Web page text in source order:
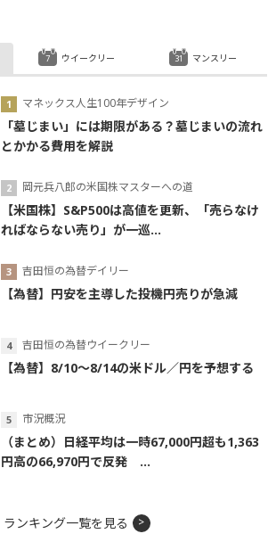
マネックス人生100年デザイン
「墓じまい」には期限がある？墓じまいの流れ
とかかる費用を解説
岡元兵八郎の米国株マスターへの道
【米国株】S&P500は高値を更新、「売らなけ
ればならない売り」が一巡...
吉田恒の為替デイリー
【為替】円安を主導した投機円売りが急減
吉田恒の為替ウイークリー
【為替】8/10～8/14の米ドル／円を予想する
市況概況
（まとめ）日経平均は一時67,000円超も1,363
円高の66,970円で反発 ...
ウイークリー マンスリー
ランキング一覧を見る